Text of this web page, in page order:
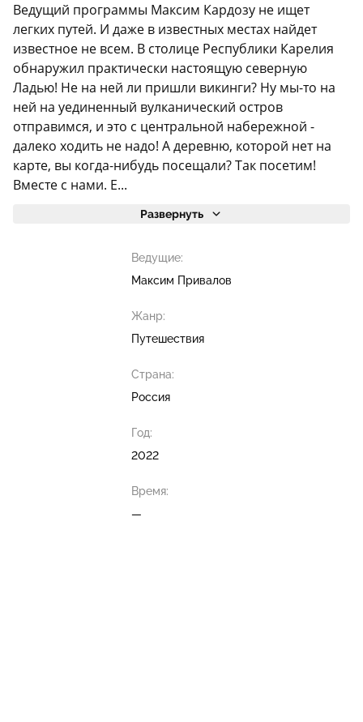
Ведущий программы Максим Кардозу не ищет
легких путей. И даже в известных местах найдет
известное не всем. В столице Республики Карелия
обнаружил практически настоящую северную
Ладью! Не на ней ли пришли викинги? Ну мы-то на
ней на уединенный вулканический остров
отправимся, и это с центральной набережной -
далеко ходить не надо! А деревню, которой нет на
карте, вы когда-нибудь посещали? Так посетим!
Вместе с нами. Е...
Развернуть
Ведущие:
Максим Привалов
Жанр:
Путешествия
Страна:
Россия
Год:
2022
Время:
—